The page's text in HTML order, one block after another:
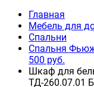
Главная
Мебель для
Спальни
Спальня
500 руб.
Шкаф для
ТД-260.07.01